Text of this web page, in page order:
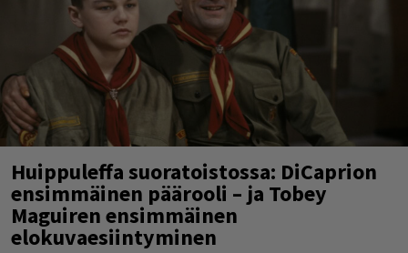
Huippuleffa suoratoistossa: DiCaprion
ensimmäinen päärooli – ja Tobey
Maguiren ensimmäinen
elokuvaesiintyminen